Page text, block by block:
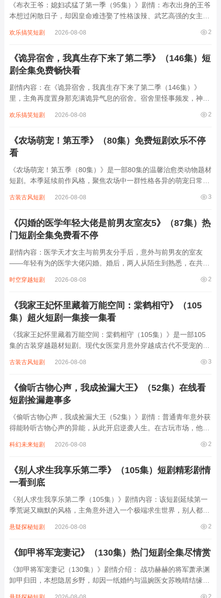
《布衣王爷：媳妇忒猛了第一季（95集）》剧情：布衣出身的王爷
本想过闲散日子，却因皇命难违娶了性格泼辣、武艺高强的女主。
府中暗流涌动，各方势力觊觎，女主凭借自身本领多次化解危机，
2
欢乐搞笑短剧 2026-08-08
《诡异宿舍，我真生存下来了第二季》（146集）短
剧全集免费畅快看
剧情内容：在《诡异宿舍，我真生存下来了第二季（146集）》
里，主角再度置身那充满诡异气息的宿舍。宿舍里怪事频发，神秘
与智慧，在危险中不断摸索生存之道，一边解开宿舍隐藏的恐怖秘
2
欢乐搞笑短剧 2026-08-08
《农场萌宠！第五季》（80集）免费短剧欢乐不停
看
《农场萌宠！第五季（80集）》是一部80集的温馨治愈类动物题材
短剧。本季延续前作风格，聚焦农场中一群性格各异的萌宠日常：
理羊群却常帮倒忙，傲娇猫咪“雪球”总用高冷外表掩饰内心柔软，
3
古装古风短剧 2026-08-08
《闪婚的医学年轻大佬是前男友室友5》（87集）热
门短剧全集免费看不停
剧情内容：医学天才女主与前男友分手后，意外与前男友的室友
——年轻有为的医学大佬闪婚。婚后，两人从陌生到熟悉，在共同
试图破坏他们的感情，还制造各种误会。而医学大佬凭借自己的智
2
时空穿越短剧 2026-08-08
《我家王妃怀里藏着万能空间：棠鹤相守》（105
集）超火短剧一集接一集看
《我家王妃怀里藏着万能空间：棠鹤相守（105集）》是一部105
集的古装穿越题材短剧。现代女医棠月意外穿越成古代不受宠的王
材、炼制灵丹妙药，还能储存无限物资。棠月凭借医术与空间能
3
古装古风短剧 2026-08-08
《偷听古物心声，我成捡漏大王》（52集）在线看
短剧捡漏趣事多
《偷听古物心声，我成捡漏大王（52集）》剧情：普通青年意外获
得能聆听古物心声的异能，从此开启逆袭人生。在古玩市场，他能
从街头小摊到顶级拍卖会，他凭借此能力屡次识破赝品陷阱，让行
2
科幻未来短剧 2026-08-08
《别人求生我享乐第二季》（105集）短剧精彩剧情
一看到底
《别人求生我享乐第二季（105集）》剧情内容：该短剧延续第一
季荒诞又幽默的风格，主角意外进入一个极端求生世界，别人都在
饿、危险等困境。而主角却凭借着超乎常人的乐观心态和独特智
2
悬疑探秘短剧 2026-08-08
《卸甲将军宠妻记》（130集）热门短剧全集尽情赏
《卸甲将军宠妻记（130集）》剧情介绍： 战功赫赫的将军萧承渊
卸甲归田，本想隐居乡野，却因一纸婚约与温婉医女苏晚晴结缘。
2